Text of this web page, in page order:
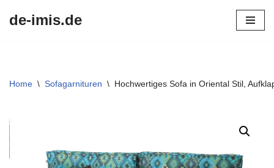
de-imis.de
Home \ Sofagarnituren \ Hochwertiges Sofa in Oriental Stil,